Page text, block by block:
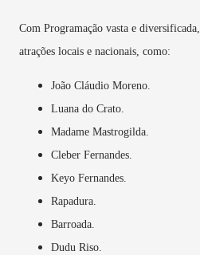
Com Programação vasta e
atrações locais e nacionais, como:
João Cláudio Moreno.
Luana do Crato.
Madame Mastrogilda.
Cleber Fernandes.
Keyo Fernandes.
Rapadura.
Barroada.
Dudu Riso.